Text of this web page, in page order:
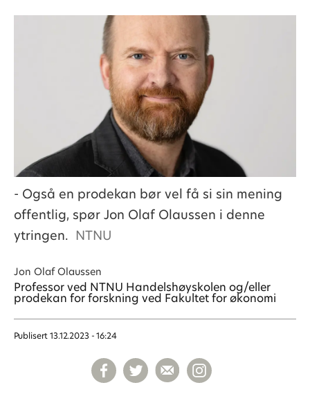
- Også en prodekan bør vel få si sin mening
offentlig, spør Jon Olaf Olaussen i denne
ytringen. NTNU
Jon Olaf Olaussen
Professor ved NTNU Handelshøyskolen og/eller
prodekan for forskning ved Fakultet for økonomi
Publisert 13.12.2023 - 16:24